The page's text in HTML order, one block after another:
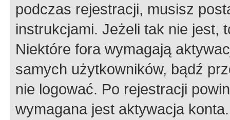
podczas rejestracji, musisz
instrukcjami. Jeżeli tak nie jest,
Niektóre fora wymagają
samych użytkowników, bądź
nie logować. Po rejestracji
wymagana jest aktywacja